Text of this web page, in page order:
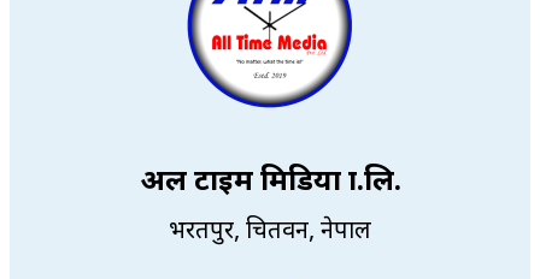
अल टाइम मिडिया प्रा.लि.
भरतपुर, चितवन, नेपाल